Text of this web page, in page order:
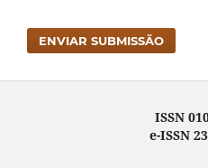
ENVIAR SUBMISSÃO
ISSN
e-ISSN